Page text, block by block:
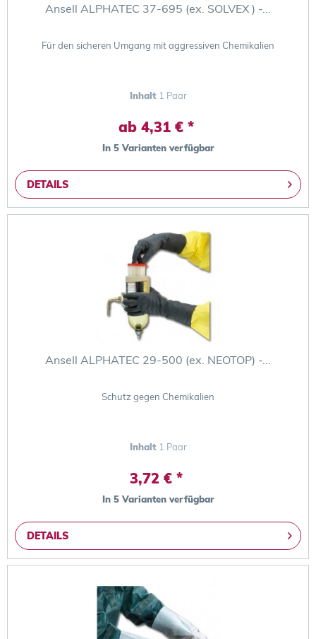
Ansell ALPHATEC 37-695 (ex. SOLVEX ) -...
Für den sicheren Umgang mit aggressiven Chemikalien
Inhalt 1 Paar
ab 4,31 € *
In 5 Varianten verfügbar
DETAILS
Ansell ALPHATEC 29-500 (ex. NEOTOP) -...
Schutz gegen Chemikalien
Inhalt 1 Paar
3,72 € *
In 5 Varianten verfügbar
DETAILS